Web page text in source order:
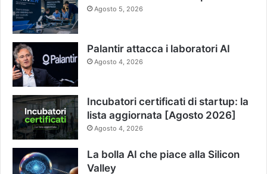
Agosto 5, 2026
Palantir attacca i laboratori AI
Agosto 4, 2026
Incubatori certificati di startup: la
lista aggiornata [Agosto 2026]
Agosto 4, 2026
La bolla AI che piace alla Silicon
Valley